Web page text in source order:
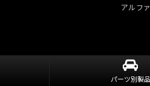
アルフ
パーツ別製品